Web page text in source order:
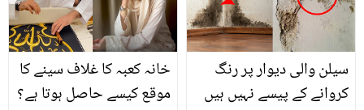
خانہ کعبہ کا غلاف سینے کا
موقع کیسے حاصل ہوتا ہے؟
سیلن والی دیوار پر رنگ
کروانے کے پیسے نہیں ہیں